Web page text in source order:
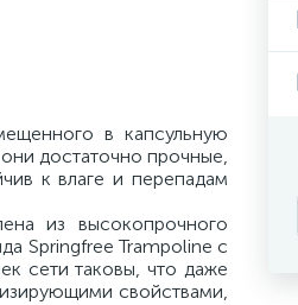
в капсульную
достаточно прочные,
к влаге и перепадам
из высокопрочного
Springfree Trampoline с
сети таковы, что даже
свойствами,